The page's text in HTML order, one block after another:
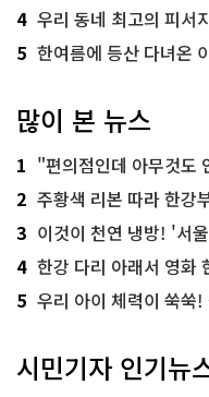
4 우리 동네 최고의 피서지
5 한여름에 등산 다녀온 이
많이 본 뉴스
1 "편의점인데 아무것도 안 팔
2 주황색 리본 따라 한강부터
3 이것이 천연 냉방! '서
4 한강 다리 아래서 영화
5 우리 아이 체력이 쑥쑥!
시민기자 인기뉴